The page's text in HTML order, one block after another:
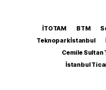
İTOTAM BTM
Teknopark İstanbul
Cemile
İstanbul